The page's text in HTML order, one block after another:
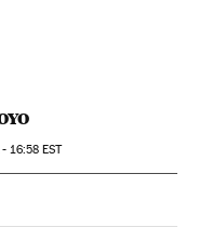
16:58EST